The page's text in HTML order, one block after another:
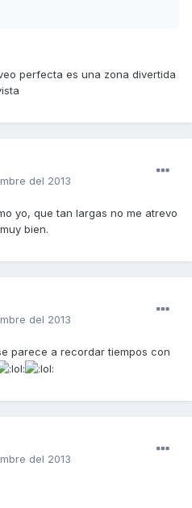
perfecta es una zona divertida
del 2013
yo, que tan largas no me atrevo
bien.
del 2013
parece a recordar tiempos con
del 2013